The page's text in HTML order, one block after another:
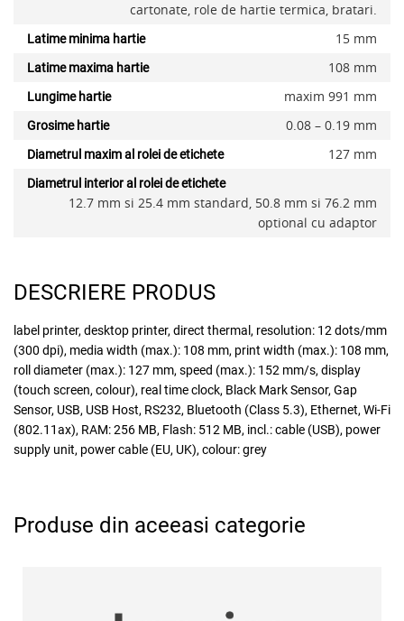
cartonate, role de hartie termica, bratari.
Latime minima hartie 15 mm
Latime maxima hartie 108 mm
Lungime hartie maxim 991 mm
Grosime hartie 0.08 – 0.19 mm
Diametrul maxim al rolei de etichete 127 mm
Diametrul interior al rolei de etichete
12.7 mm si 25.4 mm standard, 50.8 mm si 76.2 mm
optional cu adaptor
DESCRIERE PRODUS
label printer, desktop printer, direct thermal, resolution: 12 dots/mm
(300 dpi), media width (max.): 108 mm, print width (max.): 108 mm,
roll diameter (max.): 127 mm, speed (max.): 152 mm/s, display
(touch screen, colour), real time clock, Black Mark Sensor, Gap
Sensor, USB, USB Host, RS232, Bluetooth (Class 5.3), Ethernet, Wi-Fi
(802.11ax), RAM: 256 MB, Flash: 512 MB, incl.: cable (USB), power
supply unit, power cable (EU, UK), colour: grey
Produse din aceeasi categorie